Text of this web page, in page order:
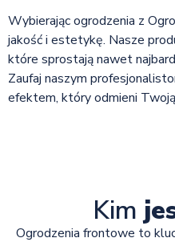
Wybierając ogrodzenia z
jakość i estetykę. Nasze
które sprostają nawet
Zaufaj naszym
efektem, który odmieni
Kim
Ogrodzenia frontowe to